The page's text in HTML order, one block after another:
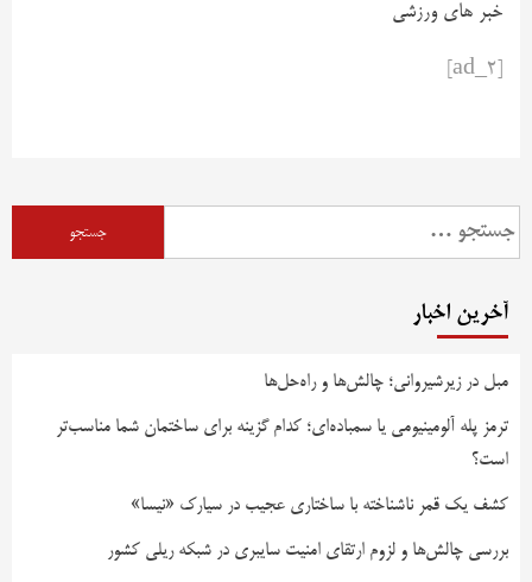
خبر های ورزشی
آخرین اخبار
مبل در زیرشیروانی؛ چالش‌ها و راه‌حل‌ها
ترمز پله آلومینیومی یا سمباده‌ای؛ کدام گزینه برای ساختمان شما مناسب‌تر
است؟
کشف یک قمر ناشناخته با ساختاری عجیب در سیارک «نیسا»
بررسی چالش‌ها و لزوم ارتقای امنیت سایبری در شبکه ریلی کشور